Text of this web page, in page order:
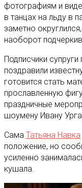
фотографиям и
в танцах на льду в
заметно
наоборот
Подписчики
поздравили
готовится стать
прославленную
праздничные
шоумену Ивану
Сама Татьяна Навка
положение, но
усиленно
кушала.